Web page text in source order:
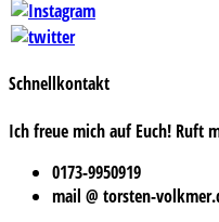
Schnellkontakt
Ich freue mich auf Euch! Ruft
0173-9950919
mail @ torsten-